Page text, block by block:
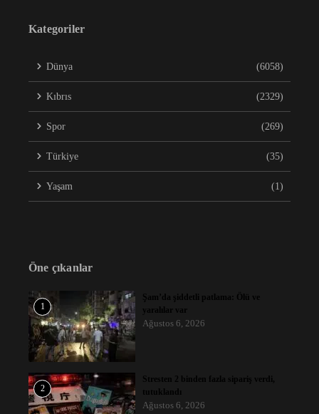
Kategoriler
Dünya (6058)
Kıbrıs (2329)
Spor (269)
Türkiye (35)
Yaşam (1)
Öne çıkanlar
1
Şam’da şiddetli patlama: Ölü ve
yaralılar var
Ağustos 6, 2026
2
Stresten 2 binden fazla sipariş verdi,
tutuklandı
Ağustos 6, 2026